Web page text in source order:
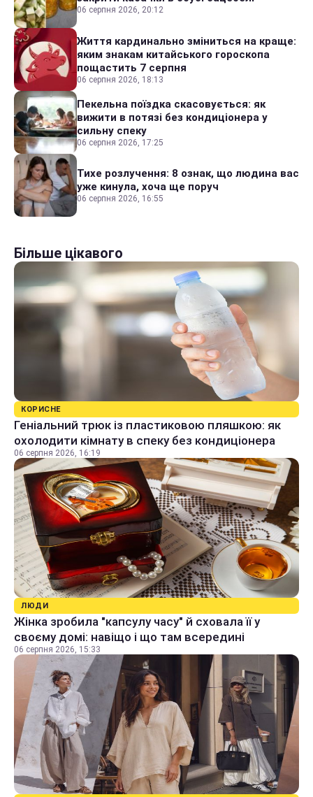
06 серпня 2026, 20:12
Життя кардинально зміниться на краще:
яким знакам китайського гороскопа
пощастить 7 серпня
06 серпня 2026, 18:13
Пекельна поїздка скасовується: як
вижити в потязі без кондиціонера у
сильну спеку
06 серпня 2026, 17:25
Тихе розлучення: 8 ознак, що людина вас
уже кинула, хоча ще поруч
06 серпня 2026, 16:55
Більше цікавого
КОРИСНЕ
Геніальний трюк із пластиковою пляшкою: як
охолодити кімнату в спеку без кондиціонера
06 серпня 2026, 16:19
ЛЮДИ
Жінка зробила "капсулу часу" й сховала її у
своєму домі: навіщо і що там всередині
06 серпня 2026, 15:33